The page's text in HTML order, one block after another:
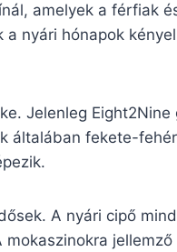
amelyek a férfiak
nyári hónapok
Jelenleg
általában fekete-
A nyári cipő